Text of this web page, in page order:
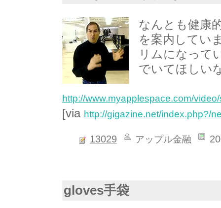
なんとも健康
を案内してい
リムになって
でいてほしい
http://www.myapplespace.com/
[via http://gigazine.net/index.php?/
13029 アップル金融
gloves手袋